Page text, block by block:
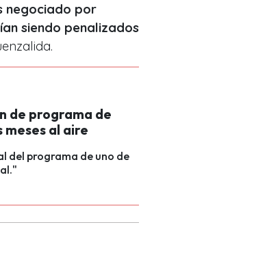
negociado por
siendo penalizados
de programa de
al aire
del programa de uno de